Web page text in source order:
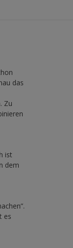
das
Zu
ist
dem
es